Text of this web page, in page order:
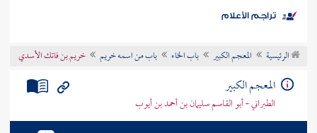
موضوعي
تراجم الأعلام
الرئيسية المعجم الكبير باب الخاء باب من اسمه خريم خريم بن فاتك الأسدي
المعجم الكبير
الطبراني - أبو القاسم سليمان بن أحمد بن أيوب